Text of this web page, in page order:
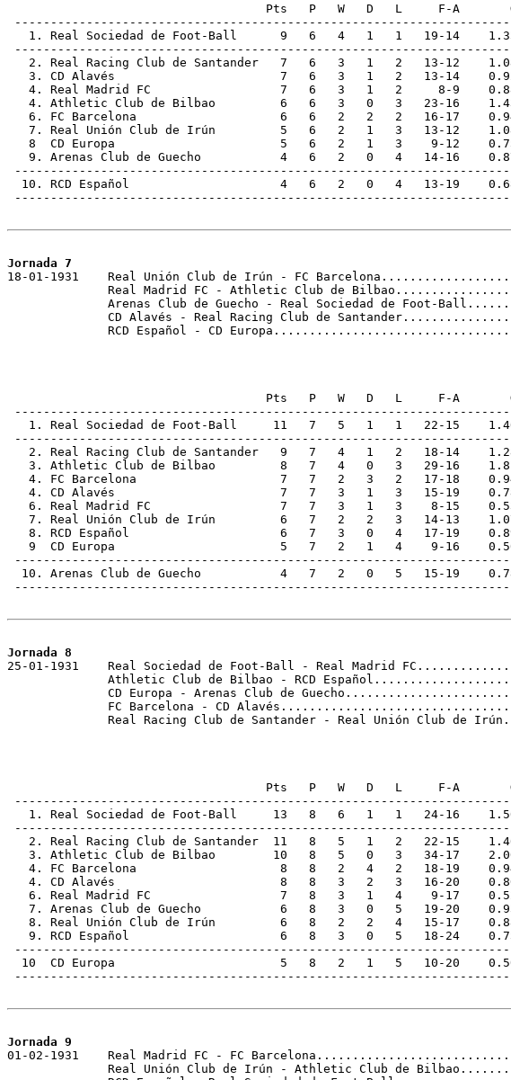
Pts   P   W   D   L     F-A
1. Real Sociedad de Foot-Ball      9   6   4   1   1   19-14
2. Real Racing Club de Santander   7   6   3   1   2   13-12
3. CD Alavés                       7   6   3   1   2   13-14
4. Real Madrid FC                  7   6   3   1   2     8-9
4. Athletic Club de Bilbao         6   6   3   0   3   23-16
6. FC Barcelona                    6   6   2   2   2   16-17
7. Real Unión Club de Irún         5   6   2   1   3   13-12
8  CD Europa                       5   6   2   1   3    9-12
9. Arenas Club de Guecho           4   6   2   0   4   14-16
10. RCD Español                     4   6   2   0   4   13-19
Jornada 7
18-01-1931    Real Unión Club de Irún - FC
Real Madrid FC - Athletic Club de
Arenas Club de Guecho - Real Sociedad de Foot-
CD Alavés - Real Racing Club de
RCD Español - CD
Pts   P   W   D   L     F-A
1. Real Sociedad de Foot-Ball     11   7   5   1   1   22-15
2. Real Racing Club de Santander   9   7   4   1   2   18-14
3. Athletic Club de Bilbao         8   7   4   0   3   29-16
4. FC Barcelona                    7   7   2   3   2   17-18
4. CD Alavés                       7   7   3   1   3   15-19
6. Real Madrid FC                  7   7   3   1   3    8-15
7. Real Unión Club de Irún         6   7   2   2   3   14-13
8. RCD Español                     6   7   3   0   4   17-19
9  CD Europa                       5   7   2   1   4    9-16
10. Arenas Club de Guecho           4   7   2   0   5   15-19
Jornada 8
25-01-1931    Real Sociedad de Foot-Ball - Real Madrid
Athletic Club de Bilbao - RCD
CD Europa - Arenas Club de
FC Barcelona - CD
Real Racing Club de Santander - Real Unión Club de
Pts   P   W   D   L     F-A
1. Real Sociedad de Foot-Ball     13   8   6   1   1   24-16
2. Real Racing Club de Santander  11   8   5   1   2   22-15
3. Athletic Club de Bilbao        10   8   5   0   3   34-17
4. FC Barcelona                    8   8   2   4   2   18-19
4. CD Alavés                       8   8   3   2   3   16-20
6. Real Madrid FC                  7   8   3   1   4    9-17
7. Arenas Club de Guecho           6   8   3   0   5   19-20
8. Real Unión Club de Irún         6   8   2   2   4   15-17
9. RCD Español                     6   8   3   0   5   18-24
10  CD Europa                       5   8   2   1   5   10-20
Jornada 9
01-02-1931    Real Madrid FC - FC
Real Unión Club de Irún - Athletic Club de